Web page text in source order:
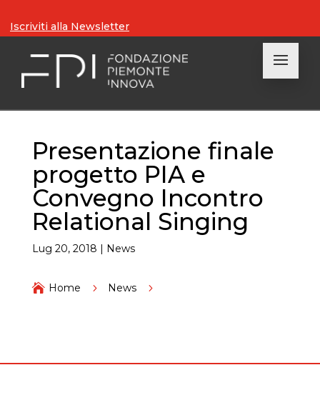
Iscriviti alla Newsletter
Presentazione finale
progetto PIA e
Convegno Incontro
Relational Singing
Lug 20, 2018 | News
 Home 5 News 5